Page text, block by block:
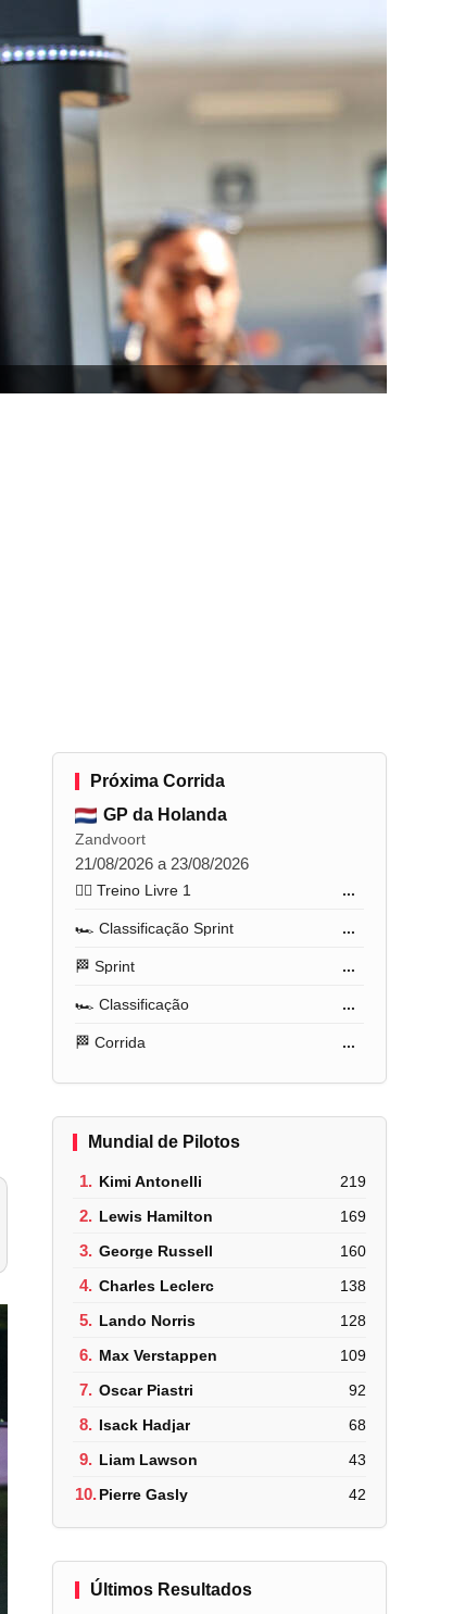
Próxima Corrida
GP da Holanda
Zandvoort
21/08/2026 a 23/08/2026
🏋️‍♂️ Treino Livre 1 ...
🏎️ Classificação Sprint ...
🏁 Sprint ...
🏎️ Classificação ...
🏁 Corrida ...
Mundial de Pilotos
1. Kimi Antonelli 219
2. Lewis Hamilton 169
3. George Russell 160
4. Charles Leclerc 138
5. Lando Norris 128
6. Max Verstappen 109
7. Oscar Piastri 92
8. Isack Hadjar 68
9. Liam Lawson 43
10.Pierre Gasly 42
Últimos Resultados